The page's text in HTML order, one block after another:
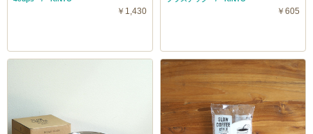
￥1,430 ￥605